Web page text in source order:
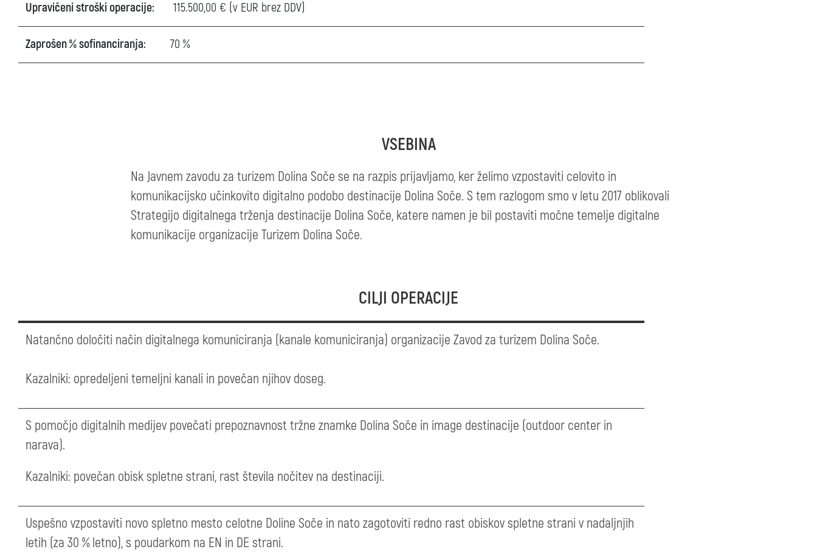
Upravičeni stroški operacije: 115.500,00 € (v EUR brez DDV)
Zaprošen % sofinanciranja: 70 %
VSEBINA
Na Javnem zavodu za turizem Dolina Soče se na razpis prijavljamo, ker želimo vzpostaviti celovito in
komunikacijsko učinkovito digitalno podobo destinacije Dolina Soče. S tem razlogom smo v letu 2017 oblikovali
Strategijo digitalnega trženja destinacije Dolina Soče, katere namen je bil postaviti močne temelje digitalne
komunikacije organizacije Turizem Dolina Soče.
CILJI OPERACIJE
Natančno določiti način digitalnega komuniciranja (kanale komuniciranja) organizacije Zavod za turizem Dolina Soče.
Kazalniki: opredeljeni temeljni kanali in povečan njihov doseg.
S pomočjo digitalnih medijev povečati prepoznavnost tržne znamke Dolina Soče in image destinacije (outdoor center in
narava).
Kazalniki: povečan obisk spletne strani, rast števila nočitev na destinaciji.
Uspešno vzpostaviti novo spletno mesto celotne Doline Soče in nato zagotoviti redno rast obiskov spletne strani v nadaljnjih
letih (za 30 % letno), s poudarkom na EN in DE strani.